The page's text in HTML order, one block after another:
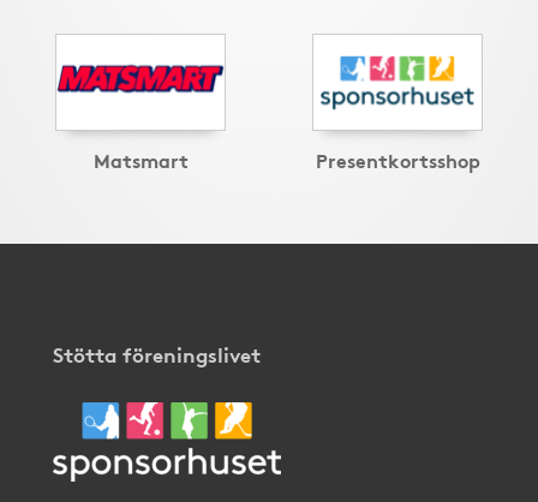
Matsmart Presentkortsshop
Stötta föreningslivet